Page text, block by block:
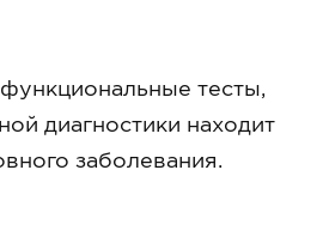
тесты,
диагностики находит
заболевания.